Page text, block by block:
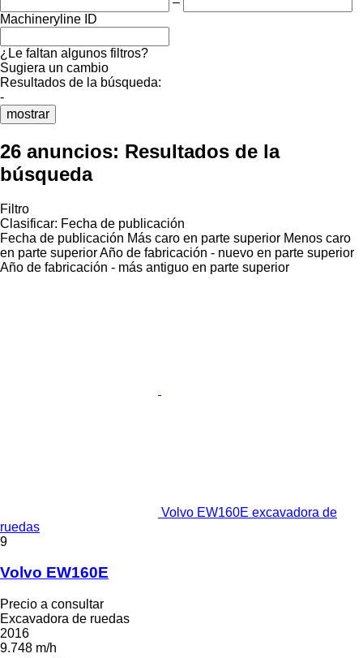
Machineryline ID
¿Le faltan algunos filtros?
Sugiera un cambio
Resultados de la búsqueda:
-
mostrar
26 anuncios: Resultados de la
búsqueda
Filtro
Clasificar: Fecha de publicación
Fecha de publicación Más caro en parte superior Menos caro
en parte superiorAño de fabricación - nuevo en parte superior
Año de fabricación - más antiguo en parte superior
Volvo EW160E excavadora de
ruedas
9
Volvo EW160E
Precio a consultar
Excavadora de ruedas
2016
9.748 m/h